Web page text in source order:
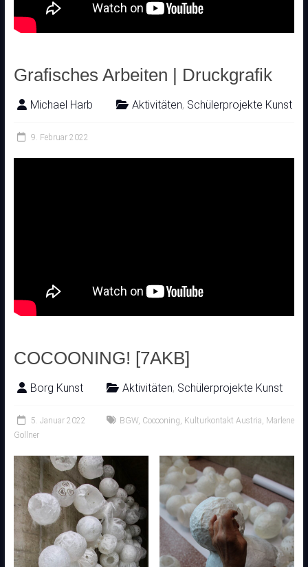
Grafisches Arbeiten | Druckgrafik
Michael Harb Aktivitäten, Schülerprojekte Kunst
9. Februar 2022
COCOONING! [7AKB]
Borg Kunst Aktivitäten, Schülerprojekte Kunst
5. Januar 2022 BGW, Cocooning, Kulturkontakt Austria, Marlene
Gollner